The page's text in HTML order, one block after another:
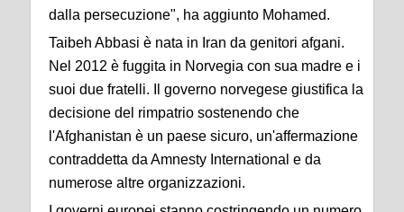
dalla persecuzione", ha aggiunto Mohamed.
Taibeh Abbasi è nata in Iran da genitori afgani.
Nel 2012 è fuggita in Norvegia con sua madre e i
suoi due fratelli. Il governo norvegese giustifica la
decisione del rimpatrio sostenendo che
l'Afghanistan è un paese sicuro, un'affermazione
contraddetta da Amnesty International e da
numerose altre organizzazioni.